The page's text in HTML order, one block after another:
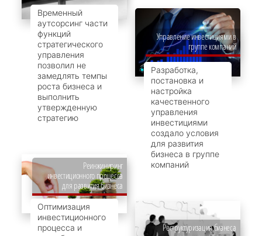
Временный
аутсорсинг части
функций
стратегического
управления
позволил не
замедлять темпы
роста бизнеса и
выполнить
утвержденную
стратегию
Управление инвестициями в
группе компаний
Разработка,
постановка и
настройка
качественного
управления
инвестициями
создало условия
для развития
бизнеса в группе
компаний
Реинжиниринг
инвестиционного процесса
для развития бизнеса
Оптимизация
инвестиционного
процесса и
Реструктуризация бизнеса